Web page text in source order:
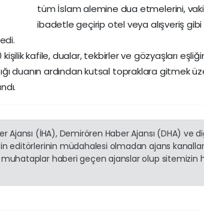
tüm İslam alemine dua etmelerini,
ibadetle geçirip otel veya alışveriş
kafile, dualar, tekbirler ve gözyaşları
duanın ardından kutsal topraklara gitmek
Ajansı (İHA), Demirören Haber Ajansı (DHA) ve
editörlerinin müdahalesi olmadan ajans
haberi geçen ajanslar olup sitemizin